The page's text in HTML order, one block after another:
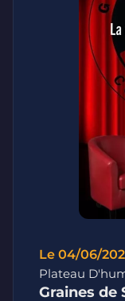
Le 04/06/
Plateau
Graines de